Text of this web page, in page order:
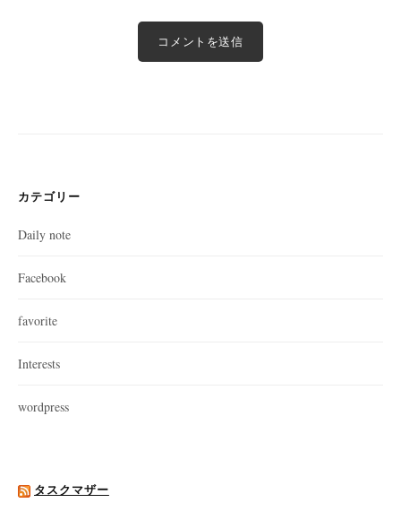
カテゴリー
Daily note
Facebook
favorite
Interests
wordpress
タスクマザー